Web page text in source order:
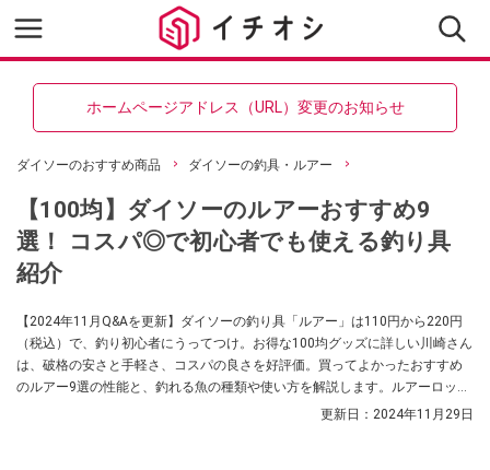
ホームページアドレス（URL）変更のお知らせ
ダイソーのおすすめ商品 ダイソーの釣具・ルアー
【100均】ダイソーのルアーおすすめ9
選！ コスパ◎で初心者でも使える釣り具
紹介
【2024年11月Q&Aを更新】ダイソーの釣り具「ルアー」は110円から220円
（税込）で、釣り初心者にうってつけ。お得な100均グッズに詳しい川崎さん
は、破格の安さと手軽さ、コスパの良さを好評価。買ってよかったおすすめ
のルアー9選の性能と、釣れる魚の種類や使い方を解説します。ルアーロッド
やルアーケースの情報もお伝えするので参考にしてください。
更新日： 2024年11月29日